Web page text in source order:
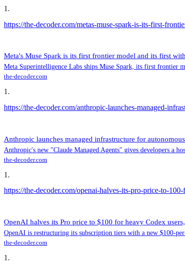
1 .
https://the-decoder.com/metas-muse-spark-is-its-first-
Meta's Muse Spark is its first frontier model and its first
Meta Superintelligence Labs ships Muse Spark, its first frontier
the-decoder.com
1 .
https://the-decoder.com/anthropic-launches-managed-
Anthropic launches managed infrastructure for
Anthropic's new "Claude Managed Agents" gives developers a
the-decoder.com
1 .
https://the-decoder.com/openai-halves-its-pro-price-to-
OpenAI halves its Pro price to $100 for heavy Codex
OpenAI is restructuring its subscription tiers with a new $100-
the-decoder.com
1 .